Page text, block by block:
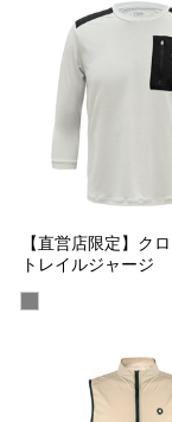
【直営店限定】ク
トレイルジャージ